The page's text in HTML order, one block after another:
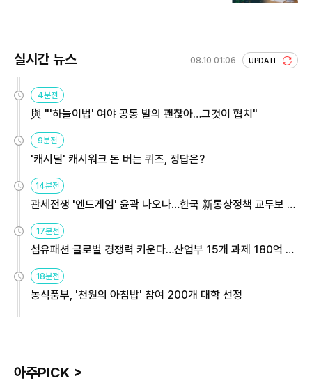
실시간 뉴스 08.10 01:06 UPDATE
4분전
與 "'하늘이법' 여야 공동 발의 괜찮아…그것이 협치"
9분전
'캐시딜' 캐시워크 돈 버는 퀴즈, 정답은?
14분전
관세전쟁 '엔드게임' 윤곽 나오나…한국 新통상정책 교두보 활
17분전
섬유패션 글로벌 경쟁력 키운다…산업부 15개 과제 180억 지
18분전
농식품부, '천원의 아침밥' 참여 200개 대학 선정
아주PICK >